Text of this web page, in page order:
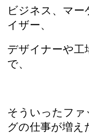
ビジネス、マ
イザー、
デザイナーや工
で、
そういったフ
グの仕事が増え